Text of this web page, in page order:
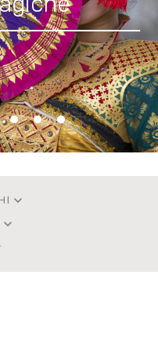
keyboard_arrow_down
keyboard_arrow_down